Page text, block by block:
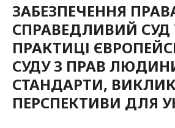
ЗАБЕЗПЕЧЕННЯ
СПРАВЕДЛИВИЙ СУД
ПРАКТИЦІ
СУДУ З ПРАВ
СТАНДАРТИ,
ПЕРСПЕКТИВИ ДЛЯ